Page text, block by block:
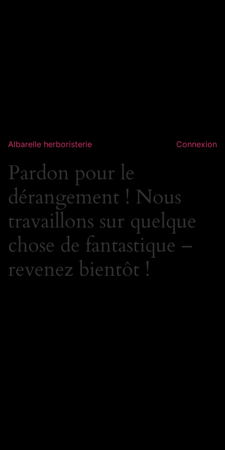
Albarelle herboristerie Connexion
Pardon pour le
dérangement ! Nous
travaillons sur quelque
chose de fantastique –
revenez bientôt !